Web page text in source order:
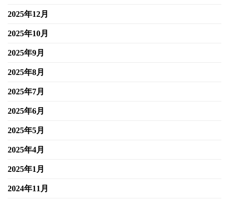
2025年12月
2025年10月
2025年9月
2025年8月
2025年7月
2025年6月
2025年5月
2025年4月
2025年1月
2024年11月